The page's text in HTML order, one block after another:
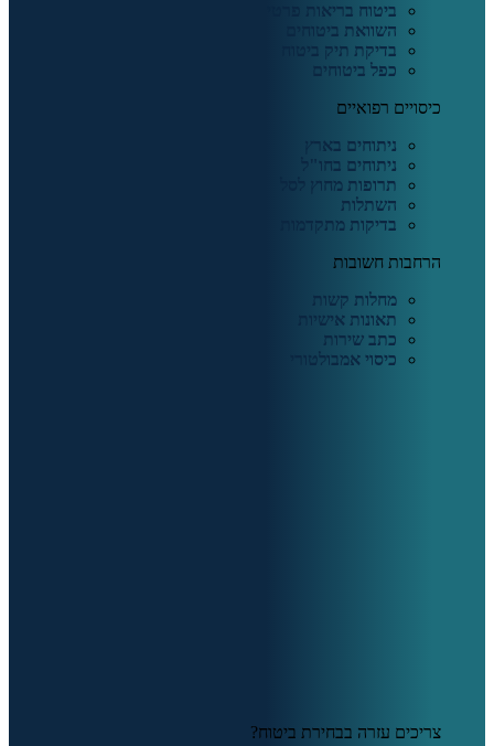
ביטוח בריאות פרטי
השוואת ביטוחים
בדיקת תיק ביטוח
כפל ביטוחים
כיסויים רפואיים
ניתוחים בארץ
ניתוחים בחו"ל
תרופות מחוץ לסל
השתלות
בדיקות מתקדמות
הרחבות חשובות
מחלות קשות
תאונות אישיות
כתב שירות
כיסוי אמבולטורי
צריכים עזרה בבחירת ביטוח?